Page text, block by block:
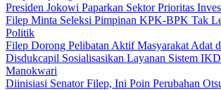
Presiden Jokowi Paparkan Sektor Prioritas
Filep Minta Seleksi Pimpinan KPK-BPK Tak
Politik
Filep Dorong Pelibatan Aktif Masyarakat Adat
Disdukcapil Sosialisasikan Layanan Sistem
Manokwari
Diinisiasi Senator Filep, Ini Poin Perubahan